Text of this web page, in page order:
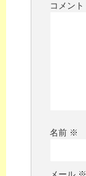
コメント
名前 ※